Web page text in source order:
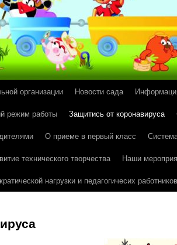
организации Новости сада
режим работы Защитись от коронавируса
О приеме в первый класс
технического творчества
Наши
нагрузки и педагогичесих